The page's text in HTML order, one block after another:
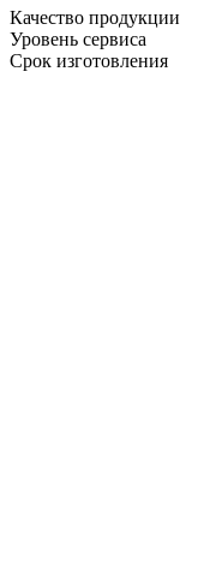
Качество продукции
Уровень сервиса
Срок изготовления